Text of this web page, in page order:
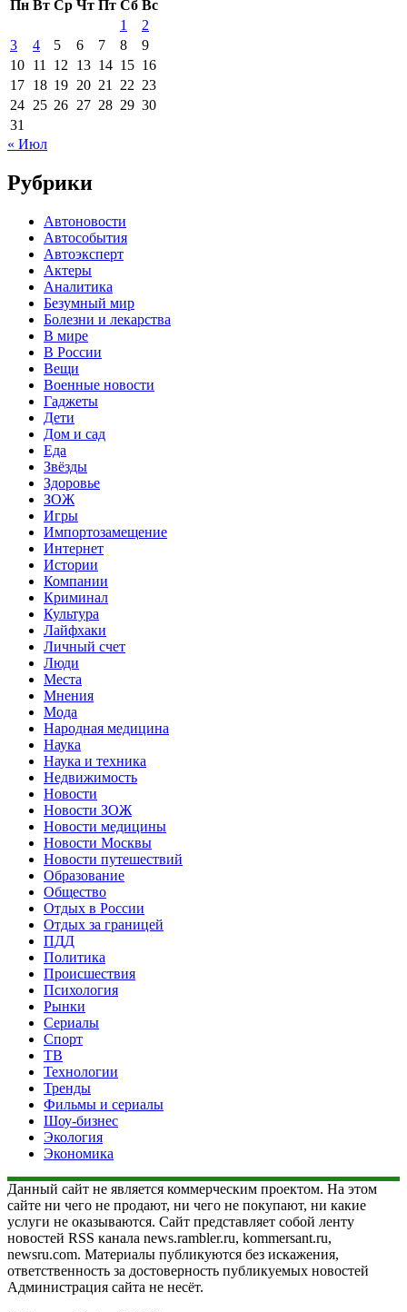
Пн Вт Ср Чт Пт Сб Вс
1
2
3
4 5 6 7 8
9
10 11 12 13 14 15 16
17 18 19 20 21 22 23
24 25 26 27 28 29 30
31
« Июл
Рубрики
Автоновости
Автособытия
Автоэксперт
Актеры
Аналитика
Безумный мир
Болезни и лекарства
В мире
В России
Вещи
Военные новости
Гаджеты
Дети
Дом и сад
Еда
Звёзды
Здоровье
ЗОЖ
Игры
Импортозамещение
Интернет
Истории
Компании
Криминал
Культура
Лайфхаки
Личный счет
Люди
Места
Мнения
Мода
Народная медицина
Наука
Наука и техника
Недвижимость
Новости
Новости ЗОЖ
Новости медицины
Новости Москвы
Новости путешествий
Образование
Общество
Отдых в России
Отдых за границей
ПДД
Политика
Происшествия
Психология
Рынки
Сериалы
Спорт
ТВ
Технологии
Тренды
Фильмы и сериалы
Шоу-бизнес
Экология
Экономика
Данный сайт не является коммерческим проектом. На этом
сайте ни чего не продают, ни чего не покупают, ни какие
услуги не оказываются. Сайт представляет собой ленту
новостей RSS канала news.rambler.ru, kommersant.ru,
newsru.com. Материалы публикуются без искажения,
ответственность за достоверность публикуемых новостей
Администрация сайта не несёт.